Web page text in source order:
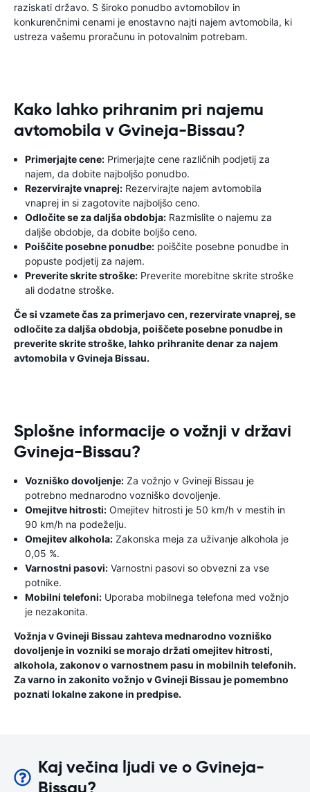
raziskati državo. S široko ponudbo avtomobilov in
konkurenčnimi cenami je enostavno najti najem avtomobila, ki
ustreza vašemu proračunu in potovalnim potrebam.
Kako lahko prihranim pri najemu
avtomobila v Gvineja-Bissau?
Primerjajte cene: Primerjajte cene različnih podjetij za
najem, da dobite najboljšo ponudbo.
Rezervirajte vnaprej: Rezervirajte najem avtomobila
vnaprej in si zagotovite najboljšo ceno.
Odločite se za daljša obdobja: Razmislite o najemu za
daljše obdobje, da dobite boljšo ceno.
Poiščite posebne ponudbe: poiščite posebne ponudbe in
popuste podjetij za najem.
Preverite skrite stroške: Preverite morebitne skrite stroške
ali dodatne stroške.
Če si vzamete čas za primerjavo cen, rezervirate vnaprej, se
odločite za daljša obdobja, poiščete posebne ponudbe in
preverite skrite stroške, lahko prihranite denar za najem
avtomobila v Gvineja Bissau.
Splošne informacije o vožnji v državi
Gvineja-Bissau?
Vozniško dovoljenje: Za vožnjo v Gvineji Bissau je
potrebno mednarodno vozniško dovoljenje.
Omejitve hitrosti: Omejitev hitrosti je 50 km/h v mestih in
90 km/h na podeželju.
Omejitev alkohola: Zakonska meja za uživanje alkohola je
0,05 %.
Varnostni pasovi: Varnostni pasovi so obvezni za vse
potnike.
Mobilni telefoni: Uporaba mobilnega telefona med vožnjo
je nezakonita.
Vožnja v Gvineji Bissau zahteva mednarodno vozniško
dovoljenje in vozniki se morajo držati omejitev hitrosti,
alkohola, zakonov o varnostnem pasu in mobilnih telefonih.
Za varno in zakonito vožnjo v Gvineji Bissau je pomembno
poznati lokalne zakone in predpise.
Kaj večina ljudi ve o Gvineja-
Bissau?